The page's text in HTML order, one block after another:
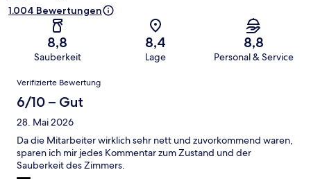
1.004 Bewertungen
8,8
Sauberkeit
8,4
Lage
8,8
Personal & Service
Bewertungen
Verifizierte Bewertung
6/10 – Gut
28. Mai 2026
Da die Mitarbeiter wirklich sehr nett und zuvorkommend waren,
sparen ich mir jedes Kommentar zum Zustand und der
Sauberkeit des Zimmers.